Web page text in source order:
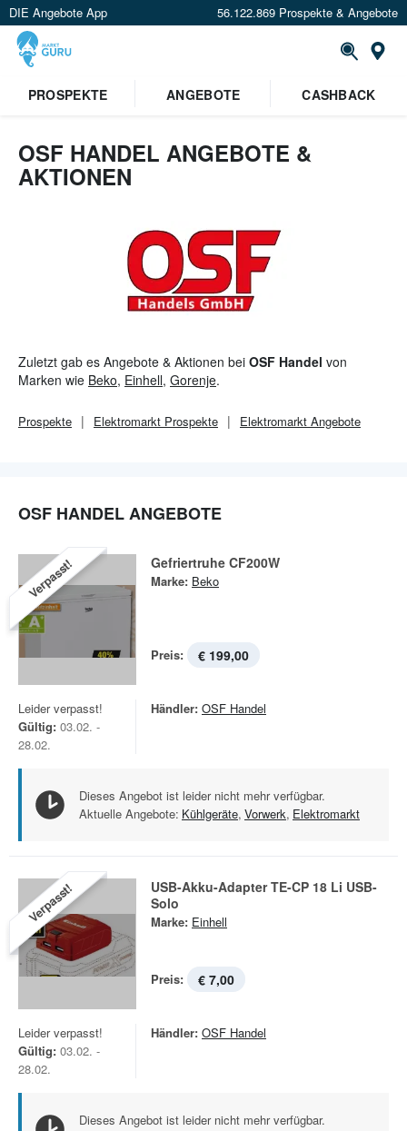
DIE Angebote App 56.122.869 Prospekte & Angebote
PROSPEKTE ANGEBOTE CASHBACK
OSF HANDEL ANGEBOTE &
AKTIONEN
Zuletzt gab es Angebote & Aktionen bei OSF Handel von
Marken wie Beko, Einhell, Gorenje.
Prospekte Elektromarkt Prospekte Elektromarkt Angebote
OSF HANDEL ANGEBOTE
Verpasst! Gefriertruhe CF200W
Marke: Beko
Preis: € 199,00
Leider verpasst!
Gültig: 03.02. -
28.02.
Händler: OSF Handel
Dieses Angebot ist leider nicht mehr verfügbar.
Aktuelle Angebote: Kühlgeräte, Vorwerk, Elektromarkt
Verpasst!
USB-Akku-Adapter TE-CP 18 Li USB-
Solo
Marke: Einhell
Preis: € 7,00
Leider verpasst!
Gültig: 03.02. -
28.02.
Händler: OSF Handel
Dieses Angebot ist leider nicht mehr verfügbar.